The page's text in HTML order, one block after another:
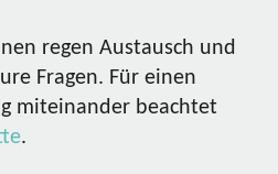
regen Austausch und
Fragen. Für einen
miteinander beachtet
.